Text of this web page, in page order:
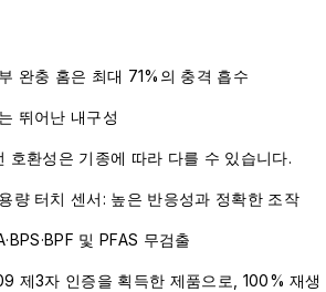
완충 홈은 최대 71%의 충격 흡수
뛰어난 내구성
호환성은 기종에 따라 다를 수 있습니다.
량 터치 센서: 높은 반응성과 정확한 조작
및 PFAS 무검출
제3자 인증을 획득한 제품으로, 100% 재생